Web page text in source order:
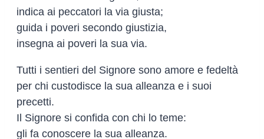
indica ai peccatori la via giusta;
guida i poveri secondo giustizia,
insegna ai poveri la sua via.
Tutti i sentieri del Signore sono amore e fedeltà
per chi custodisce la sua alleanza e i suoi
precetti.
Il Signore si confida con chi lo teme:
gli fa conoscere la sua alleanza.